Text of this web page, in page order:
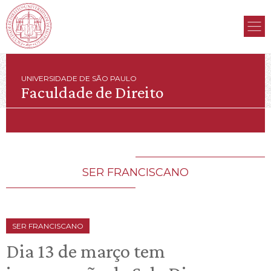
UNIVERSIDADE DE SÃO PAULO
Faculdade de Direito
SER FRANCISCANO
SER FRANCISCANO
Dia 13 de março tem